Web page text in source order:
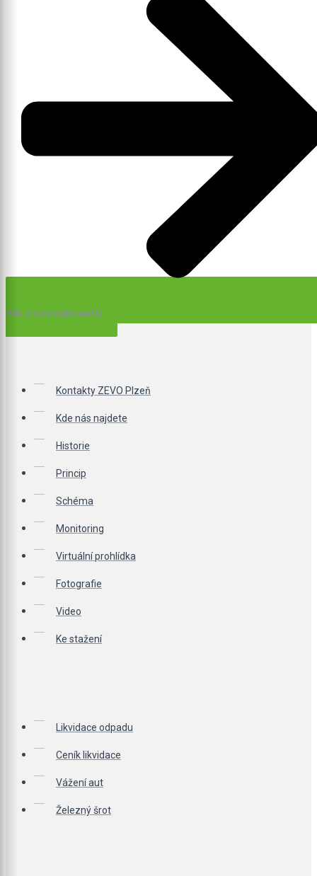
PŘEJÍT DO KONTAKTŮ
Kontakty ZEVO Plzeň
Kde nás najdete
Historie
Princip
Schéma
Monitoring
Virtuální prohlídka
Fotografie
Video
Ke stažení
Likvidace odpadu
Ceník likvidace
Vážení aut
Železný šrot